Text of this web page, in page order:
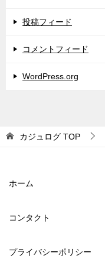
投稿フィード
コメントフィード
WordPress.org
カジュログ TOP
ホーム
コンタクト
プライバシーポリシー